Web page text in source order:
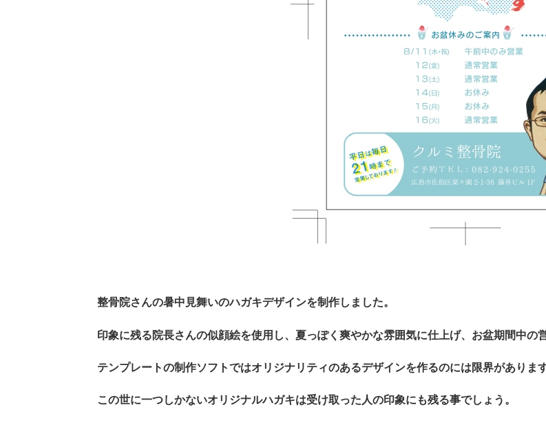
整骨院さんの暑中見舞いのハガキデザインを制作しました。
印象に残る院長さんの似顔絵を使用し、夏っぽく爽やかな雰囲気に仕上げ、お盆期間中の
テンプレートの制作ソフトではオリジナリティのあるデザインを作るのには限界があります
この世に一つしかないオリジナルハガキは受け取った人の印象にも残る事でしょう。